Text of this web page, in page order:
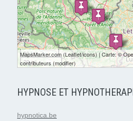
30 km
20 mi
MapsMarker.com(Leaflet/icons) | Carte: ©
contributeurs (modifier)
HYPNOSE ET
hypnotica.be